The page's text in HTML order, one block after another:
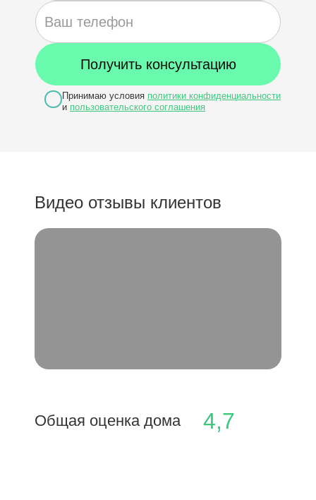
Принимаю условия политики конфиденциальности
и пользовательского соглашения
Видео отзывы клиентов
Общая оценка дома 4,7